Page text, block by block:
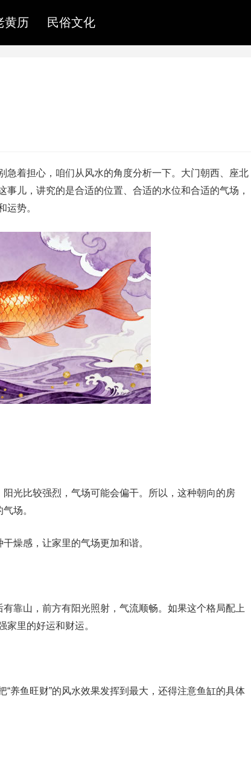
黄历 民俗文化
急着担心，咱们从风水的角度分析一下。大门朝西、座北
儿，讲究的是合适的位置、合适的水位和合适的气场，
运势。
光比较强烈，气场可能会偏干。所以，这种朝向的房
场。
燥感，让家里的气场更加和谐。
靠山，前方有阳光照射，气流顺畅。如果这个格局配上
家里的好运和财运。
养鱼旺财”的风水效果发挥到最大，还得注意鱼缸的具体